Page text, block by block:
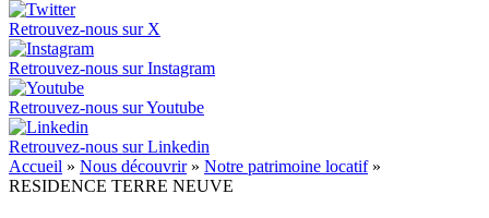
Retrouvez-nous sur X
Retrouvez-nous surInstagram
Retrouvez-nous surYoutube
Retrouvez-nous surLinkedin
Accueil » Nous découvrir» Notre patrimoine locatif»
RESIDENCE TERRE NEUVE